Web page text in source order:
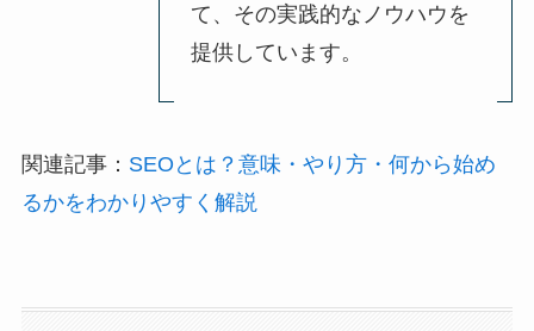
て、その実践的なノウハウを
提供しています。
関連記事： SEOとは？意味・やり方・何から始め
るかをわかりやすく解説